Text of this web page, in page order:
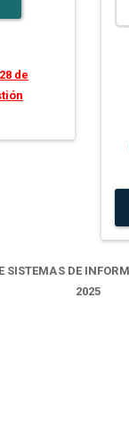
28 de
SISTEMAS DE
2025